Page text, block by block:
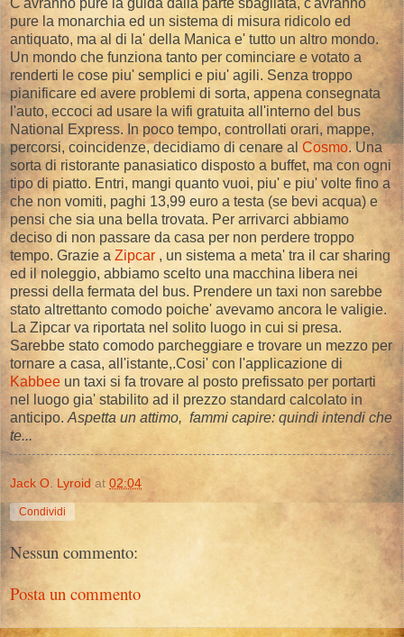
pure la monarchia ed un sistema di misura ridicolo ed
antiquato, ma al di la' della Manica e' tutto un altro mondo.
Un mondo che funziona tanto per cominciare e votato a
renderti le cose piu' semplici e piu' agili. Senza troppo
pianificare ed avere problemi di sorta, appena consegnata
l'auto, eccoci ad usare la wifi gratuita all'interno del bus
National Express. In poco tempo, controllati orari, mappe,
percorsi, coincidenze, decidiamo di cenare al Cosmo. Una
sorta di ristorante panasiatico disposto a buffet, ma con ogni
tipo di piatto. Entri, mangi quanto vuoi, piu' e piu' volte fino a
che non vomiti, paghi 13,99 euro a testa (se bevi acqua) e
pensi che sia una bella trovata. Per arrivarci abbiamo
deciso di non passare da casa per non perdere troppo
tempo. Grazie a Zipcar , un sistema a meta' tra il car sharing
ed il noleggio, abbiamo scelto una macchina libera nei
pressi della fermata del bus. Prendere un taxi non sarebbe
stato altrettanto comodo poiche' avevamo ancora le valigie.
La Zipcar va riportata nel solito luogo in cui si presa.
Sarebbe stato comodo parcheggiare e trovare un mezzo per
tornare a casa, all'istante,.Cosi' con l'applicazione di
Kabbee un taxi si fa trovare al posto prefissato per portarti
nel luogo gia' stabilito ad il prezzo standard calcolato in
anticipo. Aspetta un attimo, fammi capire: quindi intendi che
te...
Jack O. Lyroid at 02:04
Condividi
Nessun commento:
Posta un commento